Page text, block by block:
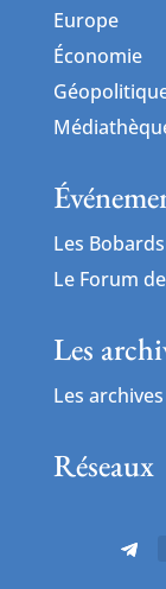
Europe
Économie
Les
Le Forum
Les
Les
Réseaux